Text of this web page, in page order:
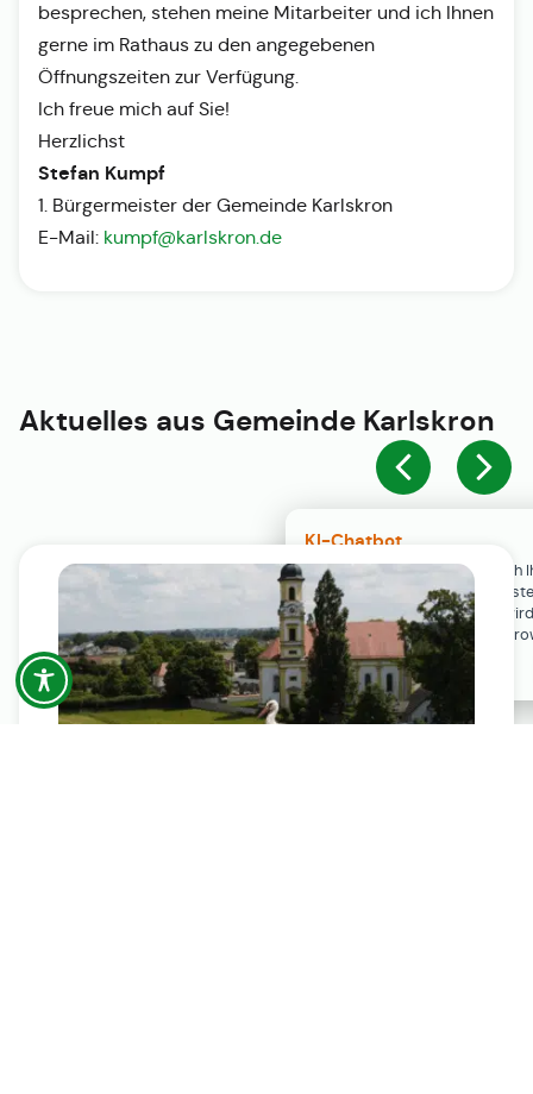
KI-Chatbot
Der KI-Chatbot steht erst nach
Einwilligung in den Cookie-
Verfügung. Der Chat-Verlauf
ausschließlich lokal in Ihrem
gespeichert.
besprechen, stehen meine Mitarbeiter und ich Ihnen
gerne im Rathaus zu den angegebenen
Öffnungszeiten zur Verfügung.
Ich freue mich auf Sie!
Herzlichst
Stefan Kumpf
1. Bürgermeister der Gemeinde Karlskron
E-Mail: kumpf@karlskron.de
Aktuelles aus Gemeinde Karlskron